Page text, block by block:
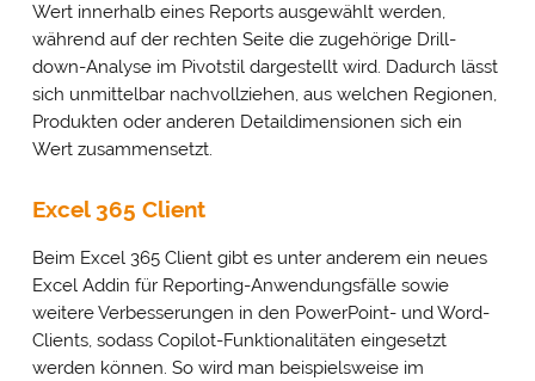
Wert innerhalb eines Reports ausgewählt werden,
während auf der rechten Seite die zugehörige Drill-
down-Analyse im Pivotstil dargestellt wird. Dadurch lässt
sich unmittelbar nachvollziehen, aus welchen Regionen,
Produkten oder anderen Detaildimensionen sich ein
Wert zusammensetzt.
Excel 365 Client
Beim Excel 365 Client gibt es unter anderem ein neues
Excel Addin für Reporting-Anwendungsfälle sowie
weitere Verbesserungen in den PowerPoint- und Word-
Clients, sodass Copilot-Funktionalitäten eingesetzt
werden können. So wird man beispielsweise im